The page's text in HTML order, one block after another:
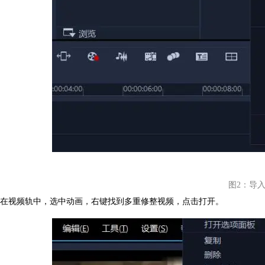
图2：导
在视频轨中，选中动画，右键找到多重修整视频，点击打开。